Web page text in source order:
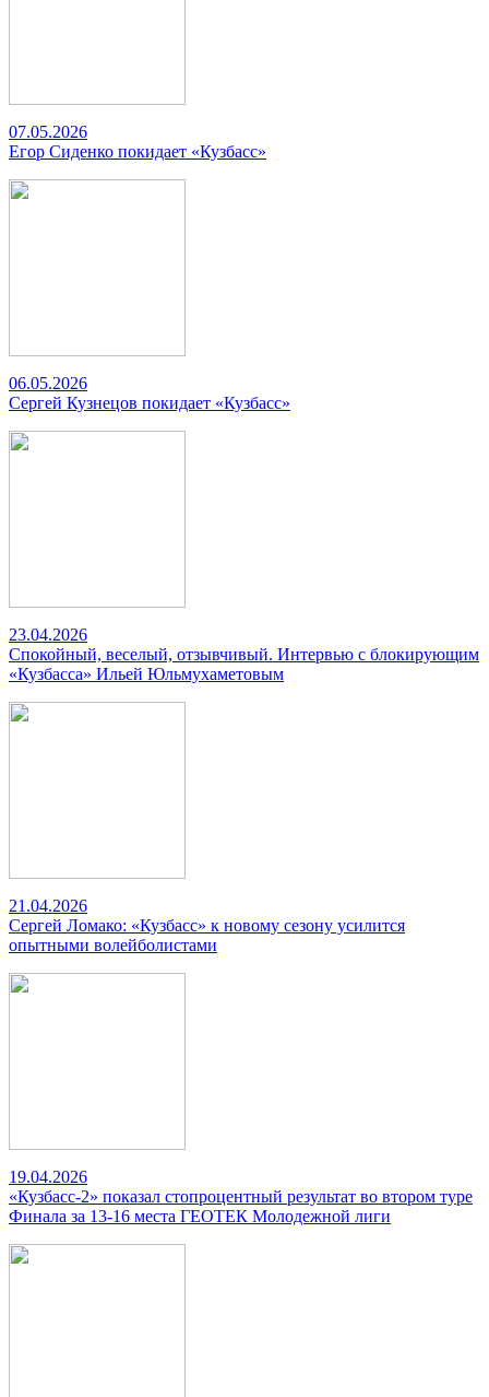
07.05.2026
Егор Сиденко покидает «Кузбасс»
06.05.2026
Сергей Кузнецов покидает «Кузбасс»
23.04.2026
Спокойный, веселый, отзывчивый. Интервью с блокирующим
«Кузбасса» Ильей Юльмухаметовым
21.04.2026
Сергей Ломако: «Кузбасс» к новому сезону усилится
опытными волейболистами
19.04.2026
«Кузбасс-2» показал стопроцентный результат во втором туре
Финала за 13-16 места ГЕОТЕК Молодежной лиги